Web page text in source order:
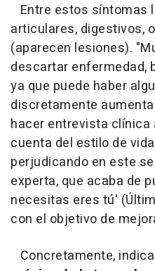
Entre estos síntomas
articulares, digestivos,
(aparecen lesiones).
descartar enfermedad,
ya que puede haber
discretamente
hacer entrevista clínica
cuenta del estilo de
perjudicando en este
experta, que acaba de
necesitas eres tú'
con el objetivo de
Concretamente,